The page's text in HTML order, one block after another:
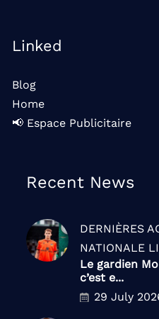
Linked
Blog
Home
📢 Espace Publicitaire
Recent News
DERNIÈRES
NATIONALE
Le gardien
c’est e...
29 July